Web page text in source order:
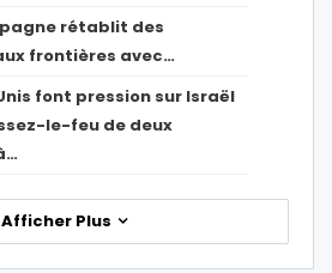
rétablit des
frontières avec…
font pression sur Israël
le-feu de deux
Afficher Plus